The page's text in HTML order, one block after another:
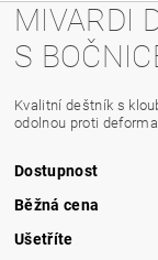
MIVARDI
S
Kvalitní deštník s
odolnou proti
Dostupnost
Běžná cena
Ušetříte